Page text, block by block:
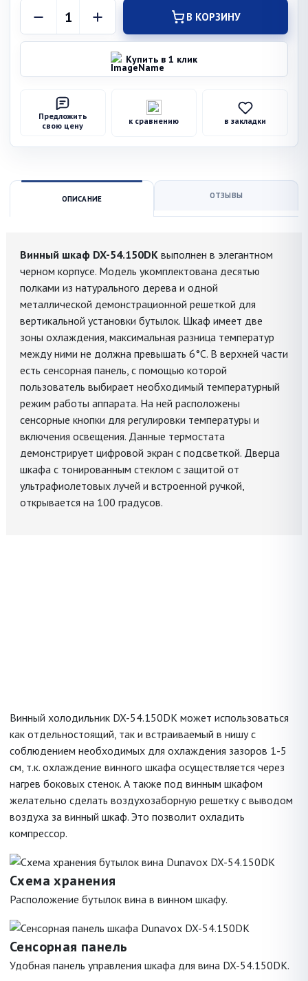
В КОРЗИНУ
Купить в 1 клик
Предложить
свою цену
к сравнению в закладки
ОПИСАНИЕ ОТЗЫВЫ
Винный шкаф DX-54.150DK выполнен в элегантном
черном корпусе. Модель укомплектована десятью
полками из натурального дерева и одной
металлической демонстрационной решеткой для
вертикальной установки бутылок. Шкаф имеет две
зоны охлаждения, максимальная разница температур
между ними не должна превышать 6°C. В верхней части
есть сенсорная панель, с помощью которой
пользователь выбирает необходимый температурный
режим работы аппарата. На ней расположены
сенсорные кнопки для регулировки температуры и
включения освещения. Данные термостата
демонстрирует цифровой экран с подсветкой. Дверца
шкафа с тонированным стеклом c защитой от
ультрафиолетовых лучей и встроенной ручкой,
открывается на 100 градусов.
Винный холодильник DX-54.150DK может использоваться
как отдельностоящий, так и встраиваемый в нишу с
соблюдением необходимых для охлаждения зазоров 1-5
см, т.к. охлаждение винного шкафа осуществляется через
нагрев боковых стенок. А также под винным шкафом
желательно сделать воздухозаборную решетку с выводом
воздуха за винный шкаф. Это позволит охладить
компрессор.
Схема хранения
Расположение бутылок вина в винном шкафу.
Сенсорная панель
Удобная панель управления шкафа для вина DX-54.150DK.